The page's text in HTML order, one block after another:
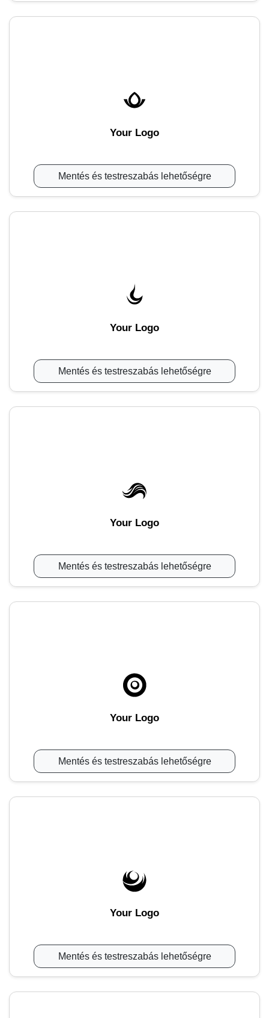
Your Logo
Mentés és testreszabás lehetőségre
Your Logo
Mentés és testreszabás lehetőségre
Your Logo
Mentés és testreszabás lehetőségre
Your Logo
Mentés és testreszabás lehetőségre
Your Logo
Mentés és testreszabás lehetőségre